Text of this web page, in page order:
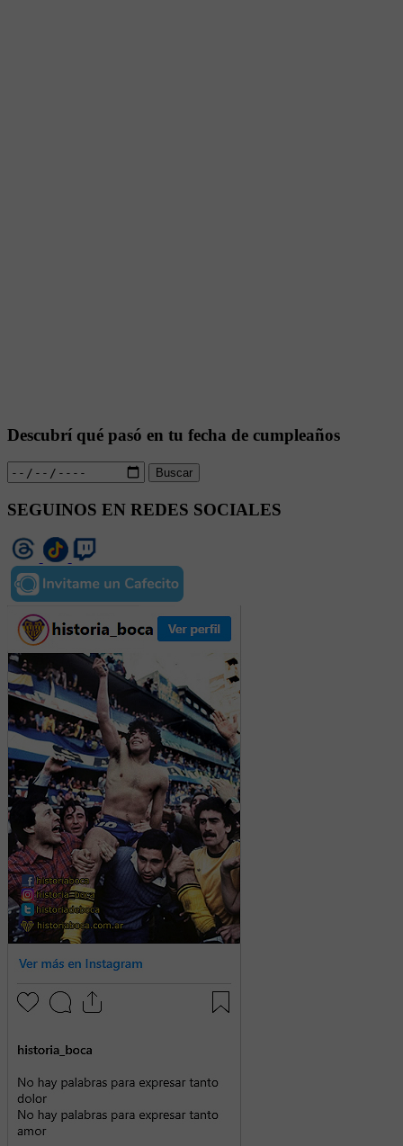
Descubrí qué pasó en tu fecha de cumpleaños
Buscar
SEGUINOS EN REDES SOCIALES